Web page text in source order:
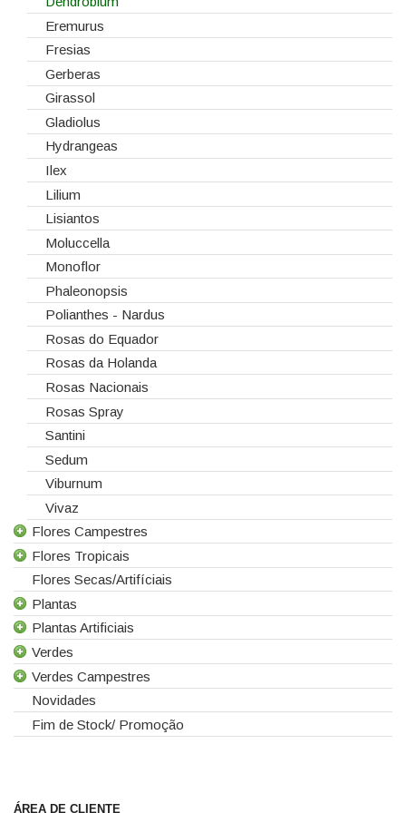
Eremurus
Fresias
Gerberas
Girassol
Gladiolus
Hydrangeas
Ilex
Lilium
Lisiantos
Moluccella
Monoflor
Phaleonopsis
Polianthes - Nardus
Rosas do Equador
Rosas da Holanda
Rosas Nacionais
Rosas Spray
Santini
Sedum
Viburnum
Vivaz
Flores Campestres
Todas as Flores Campestres
Anigozanthos
Alstroemeria
Alchemilla
Amaranthus
Aster
Astilbe
Astrancia
Flores Tropicais
Todas as Flores Tropicais
Alpinias
Berzelias
Brunias
Curcuma
Gloriosas
Helicónias
Flores Secas/Artifíciais
Plantas
Todas as Plantas
Gerbera de Vaso
Phalaenopsis
Sanseverina
Plantas Artificiais
Todas as Plantas Artificiais
Suculentas Artificiais
Verdes
Todos os Verdes
Asparagus
Aspidistra
Verdes Campestres
Todos os Verdes Campestres
Eucaliptos
Novidades
Fim de Stock/ Promoção
ÁREA DE CLIENTE